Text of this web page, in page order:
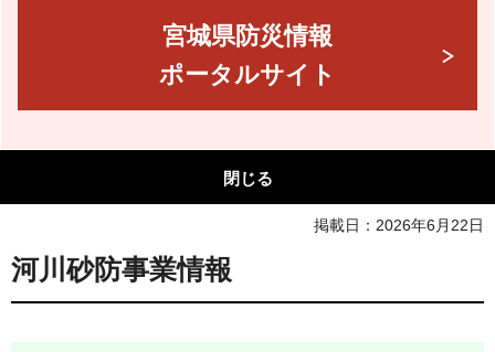
宮城県防災情報
ポータルサイト
閉じる
掲載日：2026年6月22日
河川砂防事業情報